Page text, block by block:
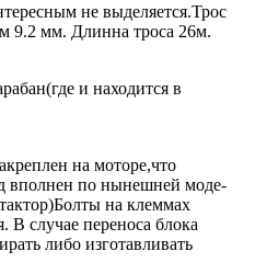
не выделяется.Трос
9.2 мм. Длинна троса 26м.
и находится в
на моторе,что
вполнен по нынешней моде-
на клеммах
В случае переноса блока
либо изготавливать